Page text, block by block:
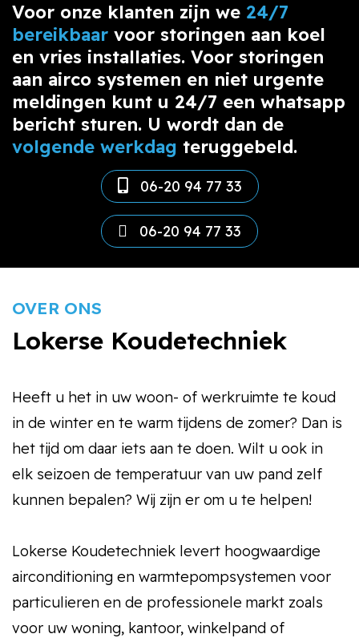
Voor onze klanten zijn we 24/7
bereikbaar voor storingen aan koel
en vries installaties. Voor storingen
aan airco systemen en niet urgente
meldingen kunt u 24/7 een whatsapp
bericht sturen. U wordt dan de
volgende werkdag teruggebeld.
06-20 94 77 33
06-20 94 77 33
OVER ONS
Lokerse Koudetechniek
Heeft u het in uw woon- of werkruimte te koud
in de winter en te warm tijdens de zomer? Dan is
het tijd om daar iets aan te doen. Wilt u ook in
elk seizoen de temperatuur van uw pand zelf
kunnen bepalen? Wij zijn er om u te helpen!
Lokerse Koudetechniek levert hoogwaardige
airconditioning en warmtepompsystemen voor
particulieren en de professionele markt zoals
voor uw woning, kantoor, winkelpand of